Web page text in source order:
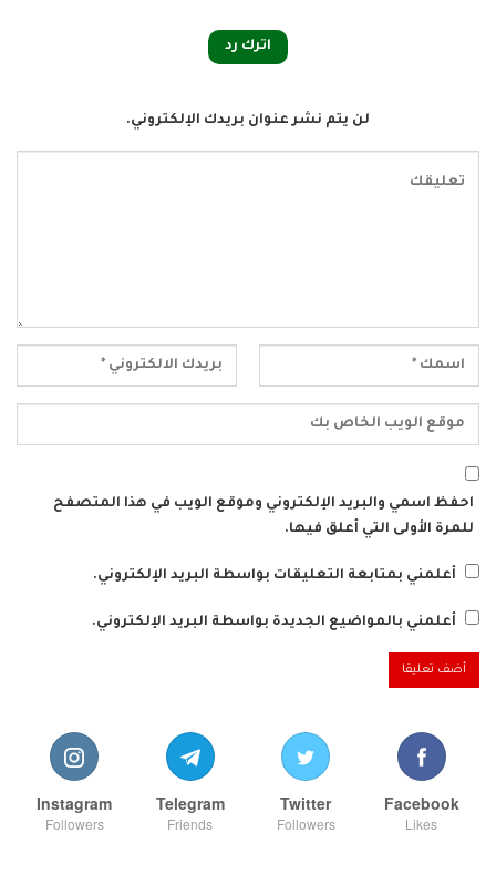
اترك رد
لن يتم نشر عنوان بريدك الإلكتروني.
احفظ اسمي والبريد الإلكتروني وموقع الويب في هذا المتصفح
للمرة الأولى التي أعلق فيها.
أعلمني بمتابعة التعليقات بواسطة البريد الإلكتروني.
أعلمني بالمواضيع الجديدة بواسطة البريد الإلكتروني.
Facebook
Likes
Twitter
Followers
Telegram
Friends
Instagram
Followers